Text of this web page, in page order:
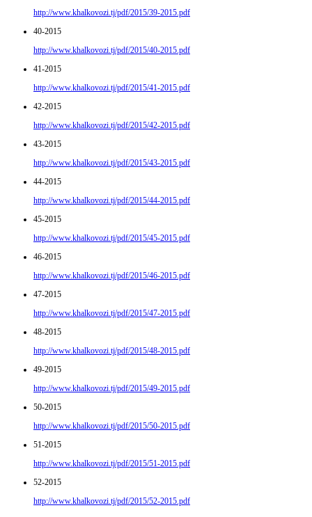
http://www.khalkovozi.tj/pdf/2015/39-2015.pdf
40-2015
http://www.khalkovozi.tj/pdf/2015/40-2015.pdf
41-2015
http://www.khalkovozi.tj/pdf/2015/41-2015.pdf
42-2015
http://www.khalkovozi.tj/pdf/2015/42-2015.pdf
43-2015
http://www.khalkovozi.tj/pdf/2015/43-2015.pdf
44-2015
http://www.khalkovozi.tj/pdf/2015/44-2015.pdf
45-2015
http://www.khalkovozi.tj/pdf/2015/45-2015.pdf
46-2015
http://www.khalkovozi.tj/pdf/2015/46-2015.pdf
47-2015
http://www.khalkovozi.tj/pdf/2015/47-2015.pdf
48-2015
http://www.khalkovozi.tj/pdf/2015/48-2015.pdf
49-2015
http://www.khalkovozi.tj/pdf/2015/49-2015.pdf
50-2015
http://www.khalkovozi.tj/pdf/2015/50-2015.pdf
51-2015
http://www.khalkovozi.tj/pdf/2015/51-2015.pdf
52-2015
http://www.khalkovozi.tj/pdf/2015/52-2015.pdf